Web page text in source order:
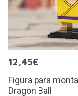
12,45€
Figura para
Dragon Ball